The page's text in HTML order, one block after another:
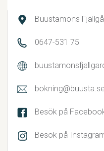
Buustamons
0647-531 75
bokning@buusta.se
Besök på
Besök på